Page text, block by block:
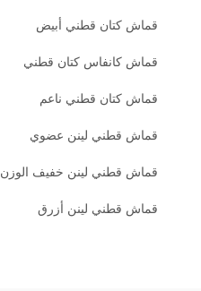
قماش كتان قطني أبيض
قماش كانفاس كتان قطني
قماش كتان قطني ناعم
قماش قطني لينن عضوي
قماش قطني لينن خفيف الوزن
قماش قطني لينن أزرق